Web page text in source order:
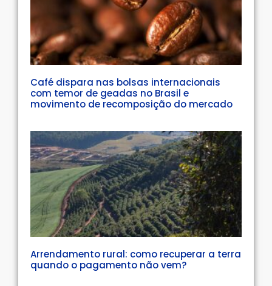
Café dispara nas bolsas internacionais
com temor de geadas no Brasil e
movimento de recomposição do mercado
Arrendamento rural: como recuperar a terra
quando o pagamento não vem?